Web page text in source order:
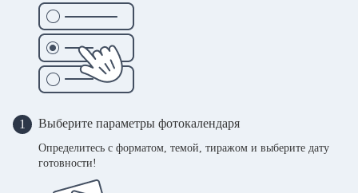
1 Выберите параметры фотокалендаря
Определитесь с форматом, темой, тиражом и выберите дату
готовности!